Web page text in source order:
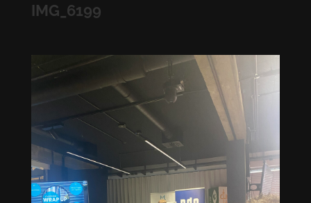
IMG_6199